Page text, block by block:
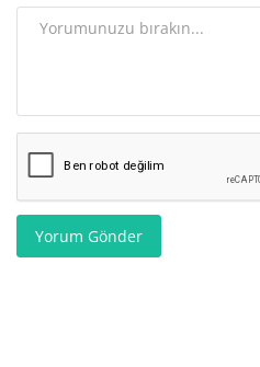
Yorum Gönder